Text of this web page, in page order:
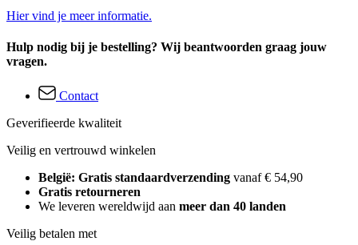
Hier vind je meer informatie.
Hulp nodig bij je bestelling? Wij beantwoorden graag jouw
vragen.
Contact
Geverifieerde kwaliteit
Veilig en vertrouwd winkelen
België: Gratis standaardverzending vanaf € 54,90
Gratis retourneren
We leveren wereldwijd aan meer dan 40 landen
Veilig betalen met